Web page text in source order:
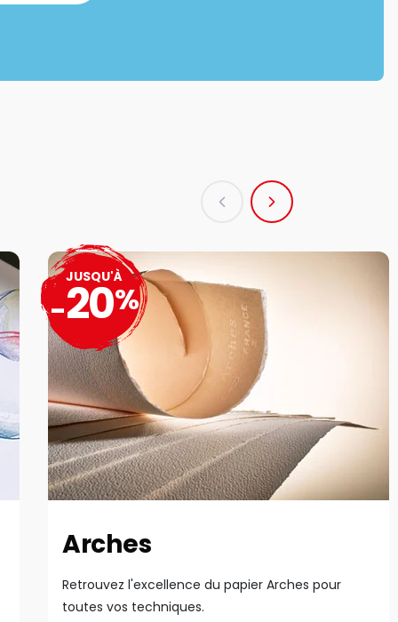
Arches
Retrouvez l'excellence du papier Arches pour
toutes vos techniques.
JUSQU'À
-20%